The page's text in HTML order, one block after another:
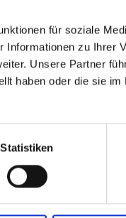
für soziale
zu Ihrer
Unsere Partner
haben oder die sie
Statistiken
Comandă
Comandă